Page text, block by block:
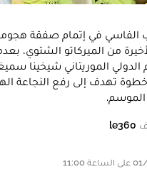
الفاسي في إتمام صفقة
من الميركاتو الشتوي،
الموريتاني شيخينا
خطوة تهدف إلى رفع النجاعة
le360